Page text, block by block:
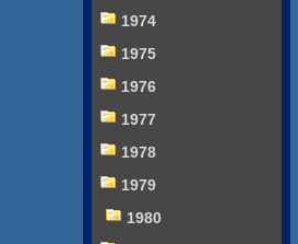
1974
1975
1976
1977
1978
1979
1980